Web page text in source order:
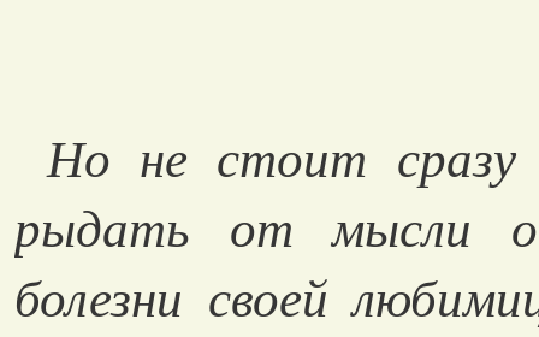
Но не стоит сразу
рыдать от мысли о
болезни своей